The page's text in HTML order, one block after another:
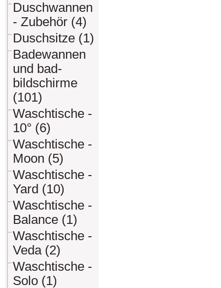
Duschwannen
- Zubehör (4)
Duschsitze (1)
Badewannen
und bad-
bildschirme
(101)
Waschtische -
10° (6)
Waschtische -
Moon (5)
Waschtische -
Yard (10)
Waschtische -
Balance (1)
Waschtische -
Veda (2)
Waschtische -
Solo (1)